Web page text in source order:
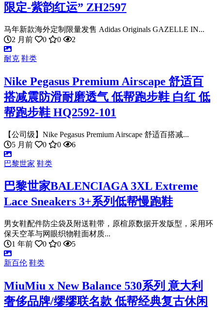
限定-紫韵红运” ZH2597
马年新款海外定制限量发售 Adidas Originals GAZELLE IN...
2 月前
0 0 2
耐克 鞋类
Nike Pegasus Premium Airscape 舒适百
搭减震防滑耐磨透气 低帮跑步鞋 白红 低
帮跑步鞋 HQ2592-101
【公司级】Nike Pegasus Premium Airscape 舒适百搭减...
5 月前
0 0 6
巴黎世家 鞋类
巴黎世家BALENCIAGA 3XL Extreme
Lace Sneakers 3+系列低帮慢跑鞋
男女鞋配件防尘袋及附送鞋带，原楦原数据开发版型，采用环
保天空革与网眼织物鞋面材质...
1 年前
0 0 5
新百伦 鞋类
MiuMiu x New Balance 530系列 意大利
奢侈品牌/缪缪联名款 低帮经典复古休闲